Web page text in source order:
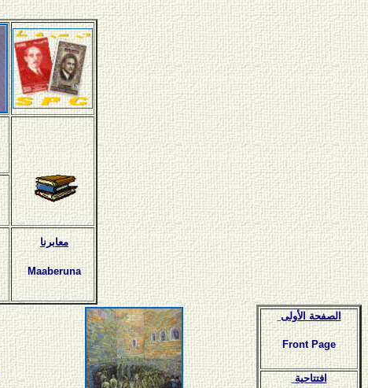
معابرنا
Maaberuna
الصفحة الأولى
Front Page
افتتاحية